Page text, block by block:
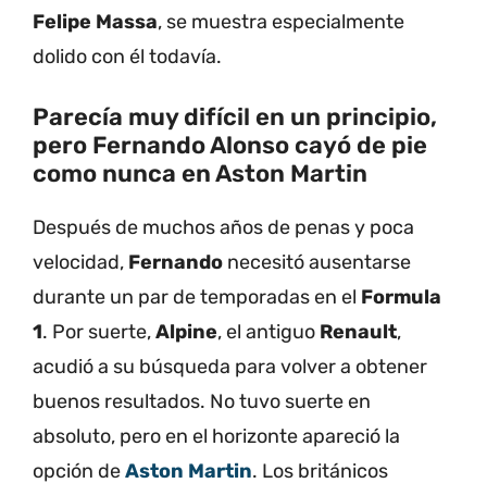
Felipe Massa, se muestra especialmente
dolido con él todavía.
Parecía muy difícil en un principio,
pero Fernando Alonso cayó de pie
como nunca en Aston Martin
Después de muchos años de penas y poca
velocidad, Fernando necesitó ausentarse
durante un par de temporadas en el Formula
1. Por suerte,Alpine, el antiguo Renault,
acudió a su búsqueda para volver a obtener
buenos resultados. No tuvo suerte en
absoluto, pero en el horizonte apareció la
opción deAston Martin. Los británicos